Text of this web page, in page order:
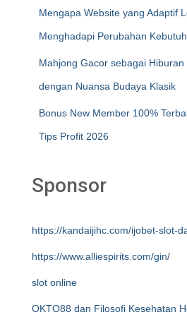
Mengapa Website yang Adaptif
Menghadapi Perubahan
Mahjong Gacor sebagai
dengan Nuansa Budaya Klasik
Bonus New Member 100%
Tips Profit 2026
Sponsor
https://kandaijihc.com/ijobet-slot-
https://www.alliespirits.com/gin/
slot online
OKTO88 dan Filosofi Kesehatan